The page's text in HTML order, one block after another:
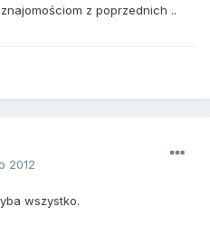
z poprzednich ..
2012
wszystko.